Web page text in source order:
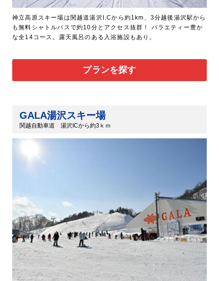
神立高原スキー場は関越道湯沢I.Cから約1km、3分越後湯沢駅から
も無料シャトルバスで約10分とアクセス抜群！ バラエティー豊か
な全14コース。露天風呂のある入浴施設もあり。
プランを探す
GALA湯沢スキー場
関越自動車道 湯沢ICから約3ｋｍ